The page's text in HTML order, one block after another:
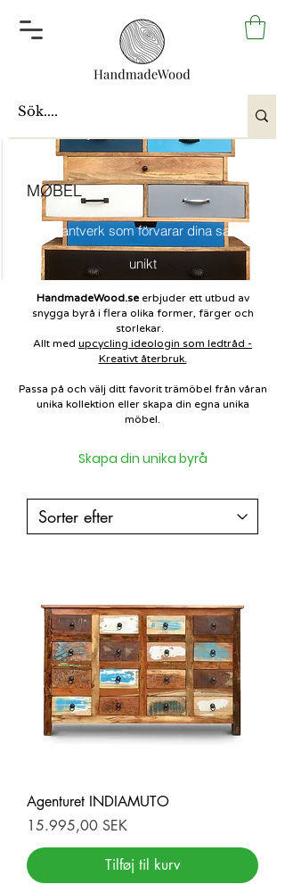
MØBEL
Trähantverk som förvarar dina saker
unikt
HandmadeWood.seerbjuder ett utbud av
snygga byrå i flera olika former, färger och
storlekar.
Allt med upcycling ideologin som ledtråd -
Kreativt återbruk.
Passa på och välj ditt favorit trämöbel från våran
unika kollektion eller skapa din egna unika
möbel.
Skapa din unika byrå
Agenturet INDIAMUTO
Pris
15.995,00 SEK
Tilføj til kurv